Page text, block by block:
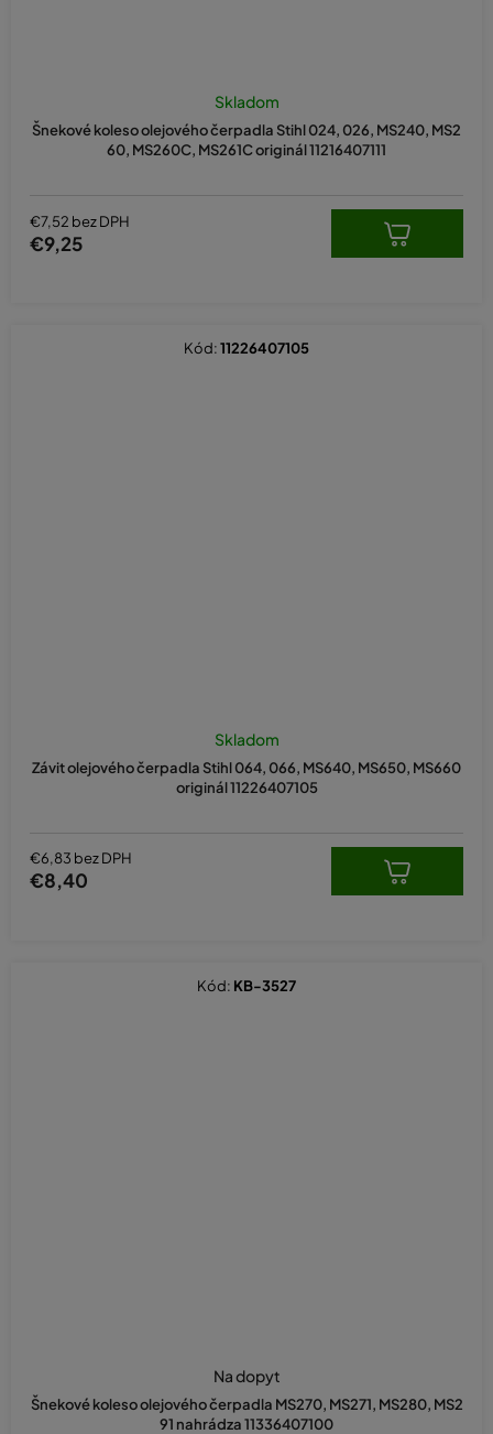
Šnekové koleso olejového čerpadla Stihl 024, 026, MS240, MS2
60, MS260C, MS261C originál 11216407111
Skladom
€7,52 bez DPH
€9,25
Závit olejového čerpadla Stihl 064, 066, MS640, MS650, MS660
originál 11226407105
Skladom
€6,83 bez DPH
€8,40
Kód:11226407105
Šnekové koleso olejového čerpadla MS270, MS271, MS280, MS2
91 nahrádza 11336407100
Na dopyt
Kód: KB-3527